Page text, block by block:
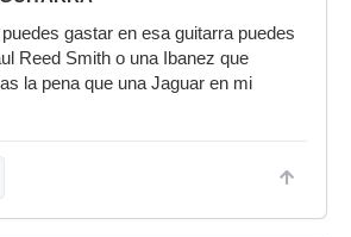
gastar en esa guitarra puedes
Reed Smith o una Ibanez que
la pena que una Jaguar en mi